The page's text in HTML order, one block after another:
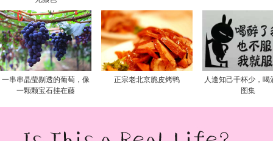
一串串晶莹剔透的葡萄，像
一颗颗宝石挂在藤
正宗老北京脆皮烤鸭
人逢知己千杯少，喝
图集